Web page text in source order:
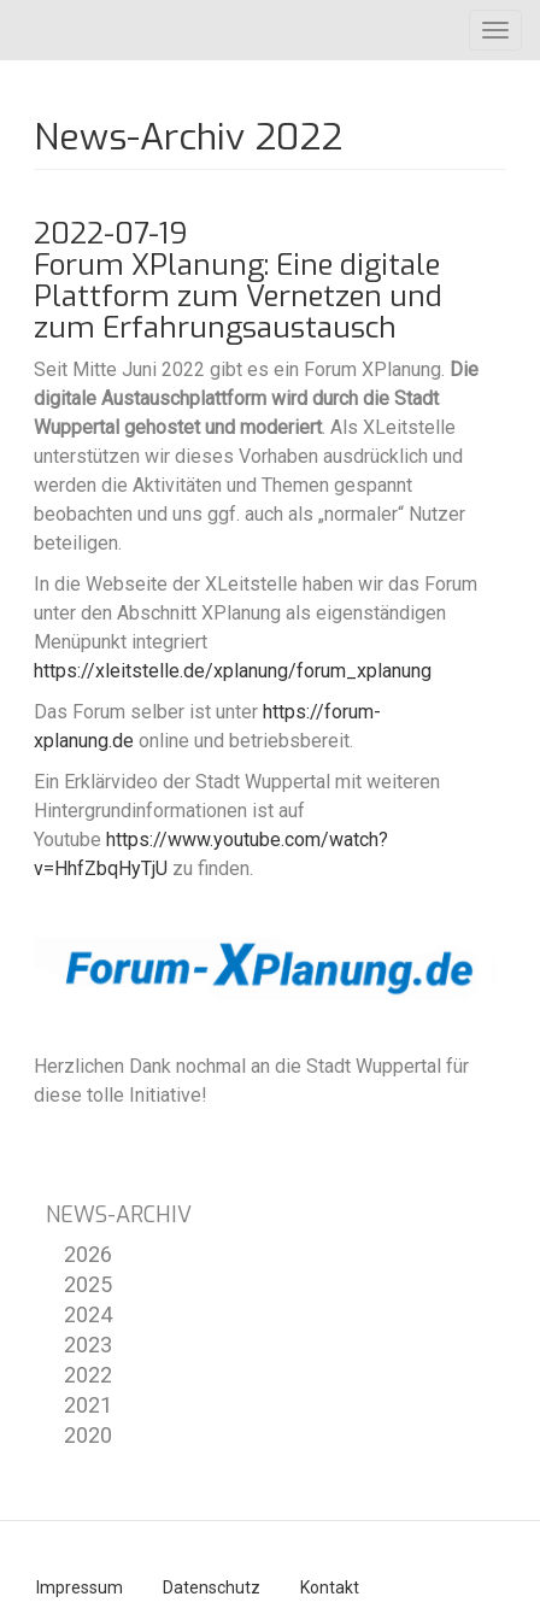
Inhalt
News-Archiv 2022
2022-07-19
Forum XPlanung: Eine digitale
Plattform zum Vernetzen und
zum Erfahrungsaustausch
Seit Mitte Juni 2022 gibt es ein Forum XPlanung. Die
digitale Austauschplattform wird durch die Stadt
Wuppertal gehostet und moderiert. Als XLeitstelle
unterstützen wir dieses Vorhaben ausdrücklich und
werden die Aktivitäten und Themen gespannt
beobachten und uns ggf. auch als „normaler“ Nutzer
beteiligen.
In die Webseite der XLeitstelle haben wir das Forum
unter den Abschnitt XPlanung als eigenständigen
Menüpunkt integriert
https://xleitstelle.de/xplanung/forum_xplanung
Das Forum selber ist unter https://forum-
xplanung.de online und betriebsbereit.
Ein Erklärvideo der Stadt Wuppertal mit weiteren
Hintergrundinformationen ist auf
Youtube https://www.youtube.com/watch?
v=HhfZbqHyTjU zu finden.
Herzlichen Dank nochmal an die Stadt Wuppertal für
diese tolle Initiative!
NEWS-ARCHIV
2026
2025
2024
2023
2022
2021
2020
Fußzeilenmenü
Impressum Datenschutz Kontakt